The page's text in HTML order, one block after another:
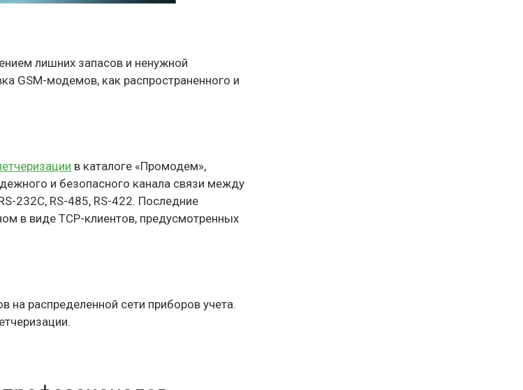
лишних запасов и ненужной
GSM-модемов, как распространенного и
в каталоге «Промодем»,
и безопасного канала связи между
232С, RS-485, RS-422. Последние
в виде TCP-клиентов, предусмотренных
распределенной сети приборов учета.